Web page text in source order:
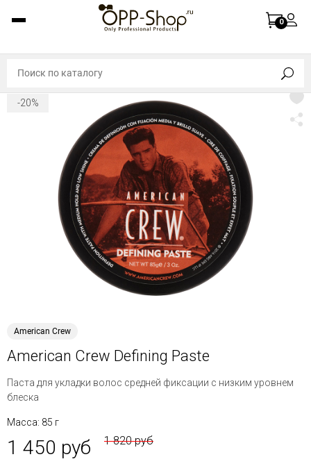
0
-20%
American Crew
American Crew Defining Paste
Паста для укладки волос средней фиксации с низким уровнем
блеска
Масса: 85 г
1 450 руб 1 820 руб